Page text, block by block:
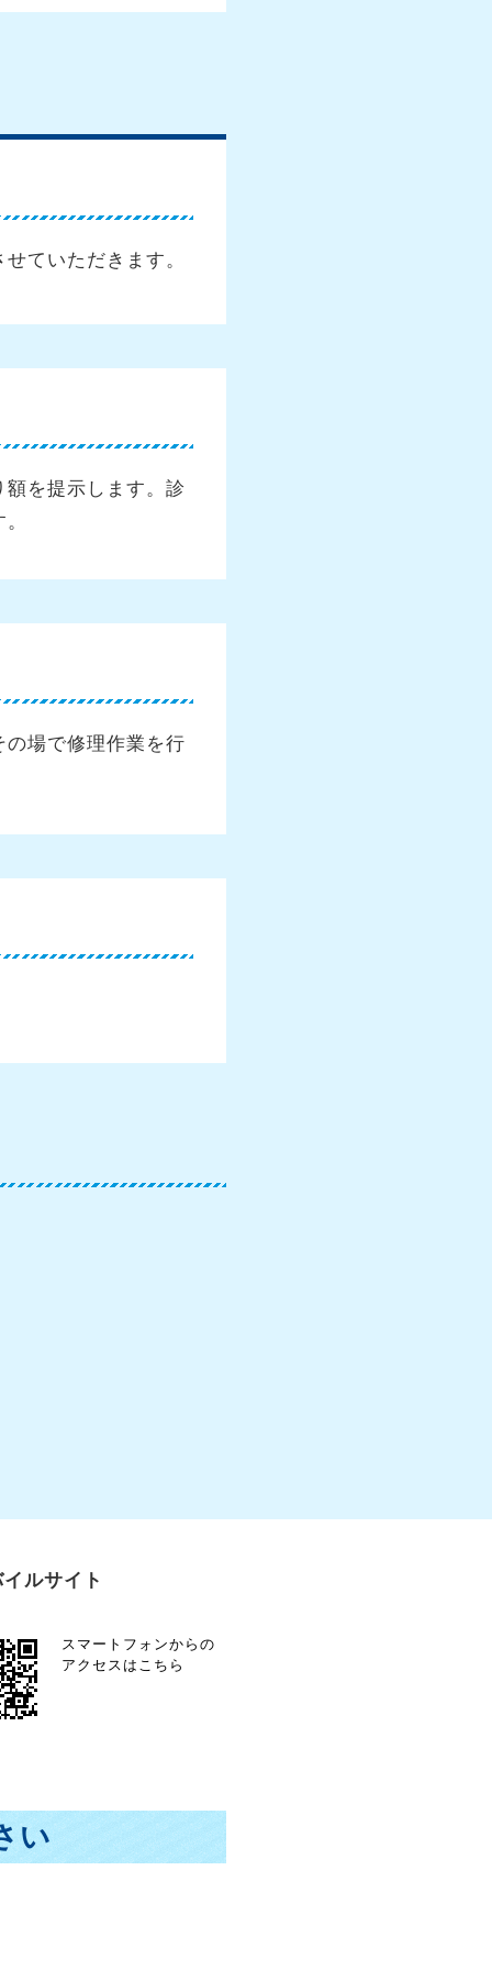
ていただきます。
を提示します。診
場で修理作業を行
ルサイト
スマートフォンからの
アクセスはこちら
い